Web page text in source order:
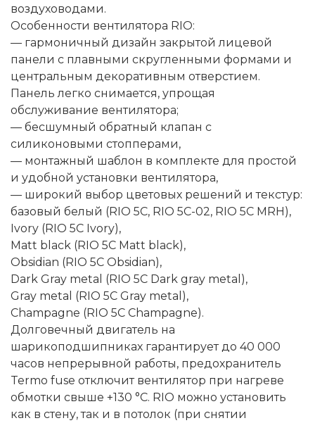
воздуховодами.
Особенности вентилятора RIO:
— гармоничный дизайн закрытой лицевой
панели с плавными скругленными формами и
центральным декоративным отверстием.
Панель легко снимается, упрощая
обслуживание вентилятора;
— бесшумный обратный клапан с
силиконовыми стопперами,
— монтажный шаблон в комплекте для простой
и удобной установки вентилятора,
— широкий выбор цветовых решений и текстур:
базовый белый (RIO 5C, RIO 5C-02, RIO 5C MRH),
Ivory (RIO 5C Ivory),
Matt black (RIO 5C Matt black),
Obsidian (RIO 5C Obsidian),
Dark Gray metal (RIO 5C Dark gray metal),
Gray metal (RIO 5C Gray metal),
Champagne (RIO 5C Champagne).
Долговечный двигатель на
шарикоподшипниках гарантирует до 40 000
часов непрерывной работы, предохранитель
Termo fuse отключит вентилятор при нагреве
обмотки свыше +130 °C. RIO можно установить
как в стену, так и в потолок (при снятии